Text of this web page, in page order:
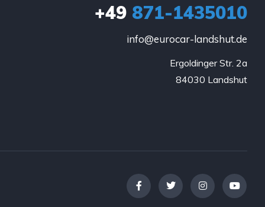
+49871-1435010
info@eurocar-landshut.de
Ergoldinger Str. 2a
84030 Landshut